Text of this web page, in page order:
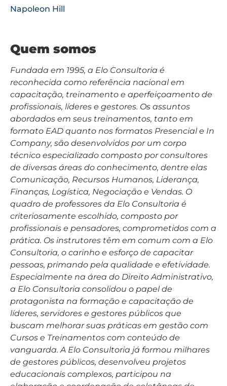
Napoleon Hill
Quem somos
Fundada em 1995, a Elo Consultoria é
reconhecida como referência nacional em
capacitação, treinamento e aperfeiçoamento de
profissionais, líderes e gestores. Os assuntos
abordados em seus treinamentos, tanto em
formato EAD quanto nos formatos Presencial e In
Company, são desenvolvidos por um corpo
técnico especializado composto por consultores
de diversas áreas do conhecimento, dentre elas
Comunicação, Recursos Humanos, Liderança,
Finanças, Logística, Negociação e Vendas. O
quadro de professores da Elo Consultoria é
criteriosamente escolhido, composto por
profissionais e pensadores, comprometidos com a
prática. Os instrutores têm em comum com a Elo
Consultoria, o carinho e esforço de capacitar
pessoas, primando pela qualidade e efetividade.
Especialmente na área do Direito Administrativo,
a Elo Consultoria consolidou o papel de
protagonista na formação e capacitação de
líderes, servidores e gestores públicos que
buscam melhorar suas práticas em gestão com
Cursos e Treinamentos com conteúdo de
vanguarda. A Elo Consultoria já formou milhares
de gestores públicos, desenvolveu projetos
educacionais complexos, participou na